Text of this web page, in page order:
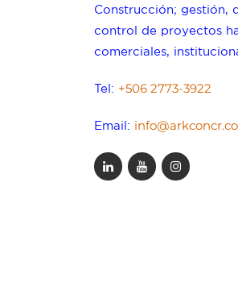
Construcción; gestión,
control de proyectos
comerciales,
Tel: +506 2773-3922
Email: